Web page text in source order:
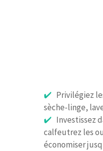
Privilégiez
sèche-linge,
Investissez
calfeutrez les
économiser